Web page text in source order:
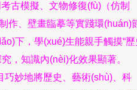
古模擬、文物修復(fù)（仿制
作、壁畫臨摹等實踐環(huán)
下，學(xué)生能親手觸摸“
，知識內(nèi)化效果顯著。
巧妙地將歷史、藝術(shù)、科